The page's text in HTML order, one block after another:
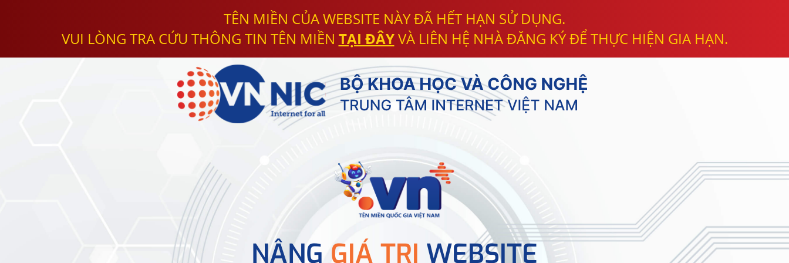
TÊN MIỀN CỦA WEBSITE NÀY ĐÃ HẾT HẠN SỬ DỤNG.
VUI LÒNG TRA CỨU THÔNG TIN TÊN MIỀN TẠI ĐÂYVÀ LIÊN HỆ NHÀ ĐĂNG KÝ ĐỂ THỰC HIỆN GIA HẠN.
NÂNG GIÁ TRỊ WEBSITE